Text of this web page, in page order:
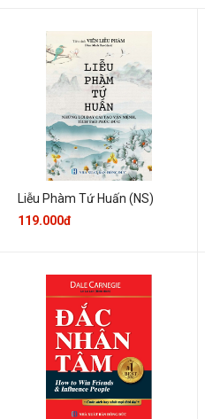
Liễu Phàm Tứ Huấn (NS)
119.000đ